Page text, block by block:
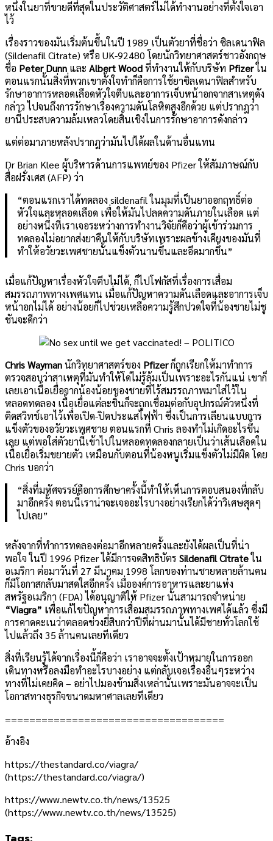
หนึ่งในยาที่ขายดีที่สุดในประวัติศาสตร์ไม่ได้ทำงานอย่างที่ตั้งใจเอา
ไว้
เรื่องราวของมันเริ่มต้นขึ้นในปี 1989 เป็นตัวยาที่ชื่อว่า ซิลเดนาฟิล
(Sildenafil Citrate) หรือ UK-92480 โดยนักวิทยาศาสตร์ชาวอังกฤษ
ชื่อ Peter Dunn และ Albert Woodที่ทำงานให้กับบริษัท Pfizerใน
ตอนแรกนั้นสิ่งที่พวกเขาตั้งใจทำก็คือการใช้ยาซิลเดนาฟิลสำหรับ
รักษาอาการหลอดเลือดหัวใจตีบและอาการเจ็บหน้าอกจากสาเหตุดัง
กล่าว ไปจนถึงการรักษาเรื่องความดันโลหิตสูงอีกด้วย แต่ปรากฎว่า
ยานี้ประสบความล้มเหลวโดยสิ้นเชิงในการรักษาอาการดังกล่าว
แต่ต่อมาภายหลังปรากฎว่ามันไปได้ผลในด้านอื่นแทน
Dr Brian Klee ผู้บริหารด้านการแพทย์ของ Pfizer ให้สัมภาษณ์กับ
สื่อฝรั่งเศส (AFP) ว่า
“ตอนแรกเราได้ทดลอง sildenafil ในมุมที่เป็นยาออกฤทธิ์ต่อ
หัวใจและหลอดเลือด เพื่อให้มันไปลดความดันภายในเลือด แต่
อย่างหนึ่งที่เราเจอระหว่างการทำงานวิจัยก็คือว่าผู้เข้าร่วมการ
ทดลองไม่อยากส่งยาคืนให้กับบริษัทเพราะผลข้างเคียงของมันที่
ทำให้อวัยวะเพศชายนั้นแข็งตัวนานขึ้นและอึดมากขึ้น”
เมื่อแก้ปัญหาเรื่องหัวใจตีบไม่ได้, ก็ไปโฟกัสที่เรื่องการเสื่อม
สมรรถภาพทางเพศแทน เมื่อแก้ปัญหาความดันเลือดและอาการเจ็บ
หน้าอกไม่ได้ อย่างน้อยก็ไปช่วยเหลือความรู้สึกปวดใจที่น้องชายไม่ชู
ชันจะดีกว่า
Chris Waymanนักวิทยาศาสตร์ของ Pfizerก็ถูกเรียกให้มาทำการ
ตรวจสอบว่าสาเหตุที่มันทำให้โด่ไม่รู้ล้มเป็นเพราะอะไรกันแน่ เขาก็
เลยเอาเนื้อเยื่อจากน้องน้อยของชายที่ไร้สมรรถภาพมาใส่ไว้ใน
หลอดทดลอง เนื้อเยื่อแต่ละชิ้นก็จะถูกเชื่อมต่อกับอุปกรณ์ตัวหนึ่งที่
ติดสวิทช์เอาไว้เพื่อเปิด-ปิดประแสไฟฟ้า ซึ่งเป็นการเลียนแบบการ
แข็งตัวของอวัยวะเพศชาย ตอนแรกที่ Chris ลองทำไม่เกิดอะไรขึ้น
เลย แต่พอใส่ตัวยานี้เข้าไปในหลอดทดลองกลายเป็นว่าเส้นเลือดใน
เนื้อเยื่อเริ่มขยายตัว เหมือนกับตอนที่น้องหนูเริ่มแข็งตัวไม่มีผิด โดย
Chris บอกว่า
“สิ่งที่มหัศจรรย์คือการศึกษาครั้งนี้ทำให้เห็นการตอบสนองที่กลับ
มาอีกครั้ง ตอนนี้เราน่าจะเจออะไรบางอย่างเรียกได้ว่าวิเศษสุดๆ
ไปเลย”
หลังจากที่ทำการทดลองต่อมาอีกหลายครั้งและยังได้ผลเป็นที่น่า
พอใจ ในปี 1996 Pfizer ได้มีการจดสิทธิบัตร Sildenafil Citrateใน
อเมริกา ต่อมาวันที่ 27 มีนาคม 1998 โลกของท่านชายหลายล้านคน
ก็มีโอกาสกลับมาสดใสอีกครั้ง เมื่อองค์การอาหารและยาแห่ง
สหรัฐอเมริกา (FDA) ได้อนุญาติให้ Pfizer นั้นสามารถจำหน่าย
“Viagra” เพื่อแก้ไขปัญหาการเสื่อมสมรรถภาพทางเพศได้แล้ว ซึ่งมี
การคาดคะเนว่าตลอดช่วงยี่สิบกว่าปีที่ผ่านมานั้นได้มีชายทั่วโลกใช้
ไปแล้วถึง 35 ล้านคนเลยทีเดียว
สิ่งที่เรียนรู้ได้จากเรื่องนี้ก็คือว่า เราอาจจะตั้งเป้าหมายในการออก
เดินทางหรือลงมือทำอะไรบางอย่าง แต่กลับเจอเรื่องอื่นๆระหว่าง
ทางที่ไม่เคยคิด – อย่าไปมองข้ามสิ่งเหล่านั้นเพราะมันอาจจะเป็น
โอกาสทางธุรกิจขนาดมหาศาลเลยทีเดียว
====================================
อ้างอิง
https://thestandard.co/viagra/
(https://thestandard.co/viagra/)
https://www.newtv.co.th/news/13525
(https://www.newtv.co.th/news/13525)